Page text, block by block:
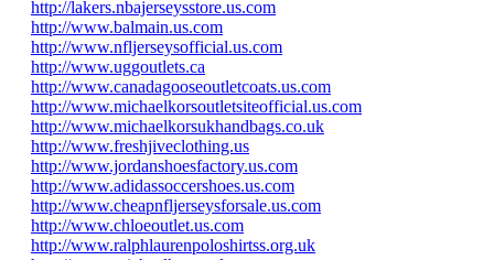
http://lakers.nbajerseysstore.us.com
http://www.balmain.us.com
http://www.nfljerseysofficial.us.com
http://www.uggoutlets.ca
http://www.canadagooseoutletcoats.us.com
http://www.michaelkorsoutletsiteofficial.us.com
http://www.michaelkorsukhandbags.co.uk
http://www.freshjiveclothing.us
http://www.jordanshoesfactory.us.com
http://www.adidassoccershoes.us.com
http://www.cheapnfljerseysforsale.us.com
http://www.chloeoutlet.us.com
http://www.ralphlaurenpoloshirtss.org.uk